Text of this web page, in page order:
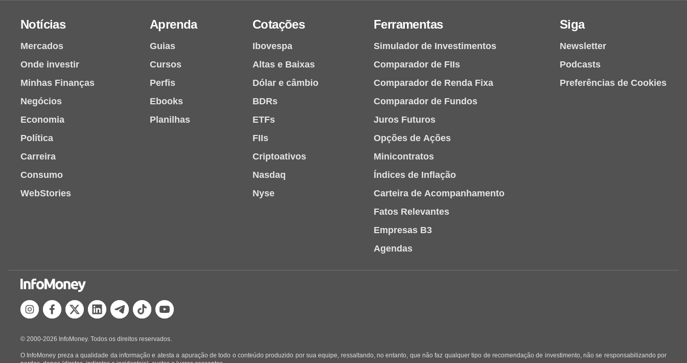
Notícias
Mercados
Onde investir
Minhas Finanças
Negócios
Economia
Política
Carreira
Consumo
WebStories
Aprenda
Guias
Cursos
Perfis
Ebooks
Planilhas
Cotações
Ibovespa
Altas e Baixas
Dólar e câmbio
BDRs
ETFs
FIIs
Criptoativos
Nasdaq
Nyse
Ferramentas
Simulador de Investimentos
Comparador de FIIs
Comparador de Renda Fixa
Comparador de Fundos
Juros Futuros
Opções de Ações
Minicontratos
Índices de Inflação
Carteira de Acompanhamento
Fatos Relevantes
Empresas B3
Agendas
Siga
Newsletter
Podcasts
Preferências de Cookies
© 2000-2026 InfoMoney. Todos os direitos reservados.
O InfoMoney preza a qualidade da informação e atesta a apuração de todo o conteúdo produzido por sua equipe, ressaltando, no entanto, que não faz qualquer tipo de recomendação de investimento, não se responsabilizando por